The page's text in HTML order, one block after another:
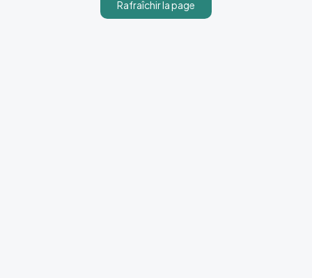
Rafraîchir la page